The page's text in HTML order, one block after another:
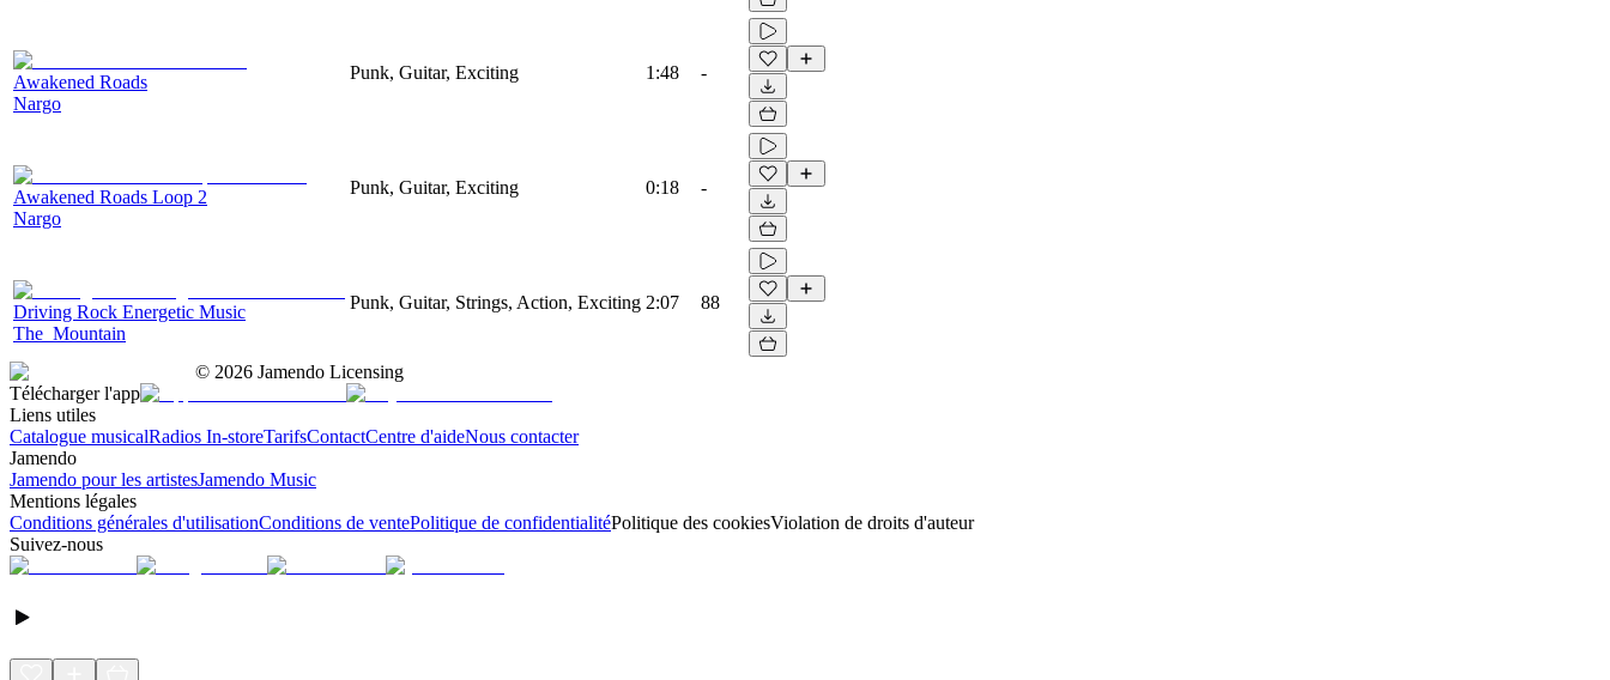
Awakened Roads
Nargo
Punk, Guitar, Exciting 1:48 -
Awakened Roads Loop 2
Nargo
Punk, Guitar, Exciting 0:18 -
Driving Rock Energetic Music
The_Mountain
Punk, Guitar, Strings, Action, Exciting 2:07 88
© 2026 Jamendo Licensing
Télécharger l'app
Liens utiles
Catalogue musicalRadios In-storeTarifsContactCentre d'aideNous contacter
Jamendo
Jamendo pour les artistesJamendo Music
Mentions légales
Conditions générales d'utilisationConditions de ventePolitique de confidentialitéPolitique des cookiesViolation de droits d'auteur
Suivez-nous